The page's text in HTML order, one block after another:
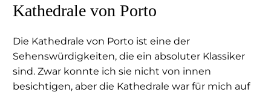
Kathedrale von Porto
Die Kathedrale von Porto ist eine der
Sehenswürdigkeiten, die ein absoluter Klassiker
sind. Zwar konnte ich sie nicht von innen
besichtigen, aber die Kathedrale war für mich auf